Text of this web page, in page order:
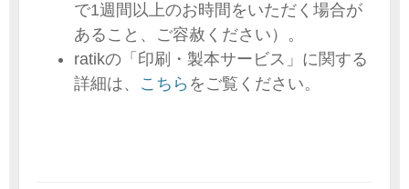
で1週間以上のお時間をいただく場合が
あること、ご容赦ください）。
ratikの「印刷・製本サービス」に関する
詳細は、 こちら をご覧ください。